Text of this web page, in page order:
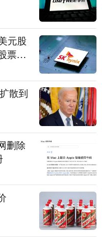
元股
票，
散到
删除